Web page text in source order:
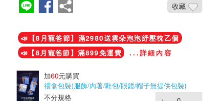
收藏
📣【8月寵爸節】滿2980送雲朵泡泡紓壓枕乙個
📣【8月寵爸節】滿899免運費
...詳細內容
加60元購買
禮盒包裝(服飾/內著/鞋包/眼鏡/帽子無提供包裝)
不分規格